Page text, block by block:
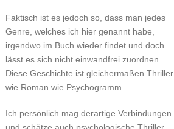
Faktisch ist es jedoch so, dass man jedes
Genre, welches ich hier genannt habe,
irgendwo im Buch wieder findet und doch
lässt es sich nicht einwandfrei zuordnen.
Diese Geschichte ist gleichermaßen Thriller
wie Roman wie Psychogramm.
Ich persönlich mag derartige Verbindungen